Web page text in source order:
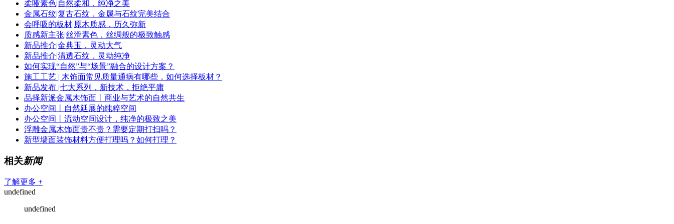
柔哑素色|自然柔和，纯净之美
金属石纹|复古石纹，金属与石纹完美结合
会呼吸的板材|原木质感，历久弥新
质感新主张|丝滑素色，丝绸般的极致触感
新品推介|金典玉，灵动大气
新品推介|清透石纹，灵动纯净
如何实现“自然”与“场景”融合的设计方案？
施工工艺 | 木饰面常见质量通病有哪些，如何选择板材？
新品发布 |七大系列，新技术，拒绝平庸
品择新派金属木饰面丨商业与艺术的自然共生
办公空间丨自然延展的纯粹空间
办公空间丨流动空间设计，纯净的极致之美
浮雕金属木饰面贵不贵？需要定期打扫吗？
新型墙面装饰材料方便打理吗？如何打理？
相关新闻
了解更多 +
undefined
undefined